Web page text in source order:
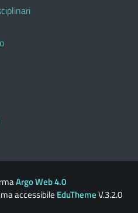
Argo Web 4.0
accessibile EduThemeV.3.2.0